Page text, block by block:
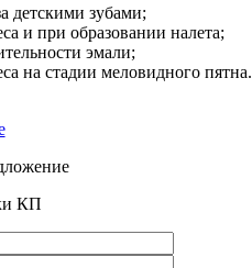
детскими зубами;
и при образовании налета;
эмали;
на стадии меловидного пятна.
КП